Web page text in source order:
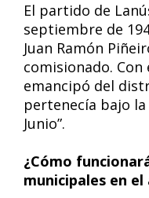
El partido de
septiembre de
Juan Ramón
comisionado.
emancipó del
pertenecía bajo la
Junio”.
¿Cómo
municipales en el